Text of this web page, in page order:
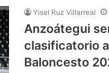
Yisel Ruz Villarreal
Anzoátegui
clasificatorio
Baloncesto